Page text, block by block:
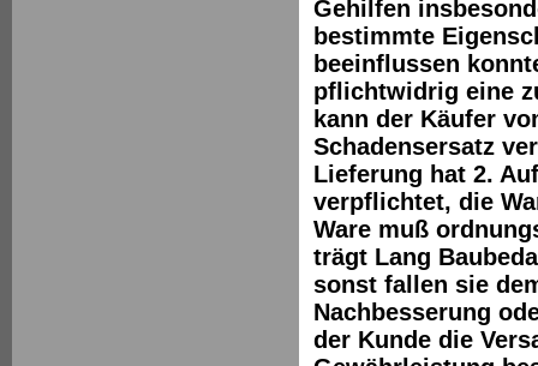
Gehilfen
bestimmte
beeinflussen
pflichtwidrig eine
kann der Käufer
Schadensersatz
Lieferung hat 2.
verpflichtet, die
Ware muß
trägt Lang
sonst fallen sie
Nachbesserung
der Kunde die